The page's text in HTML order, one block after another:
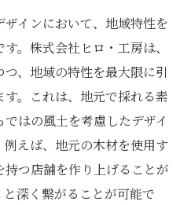
インにおいて、地域特性を
。株式会社ヒロ・工房は、
、地域の特性を最大限に引
。これは、地元で採れる素
はの風土を考慮したデザイ
えば、地元の木材を使用す
つ店舗を作り上げることが
深く繋がることが可能で